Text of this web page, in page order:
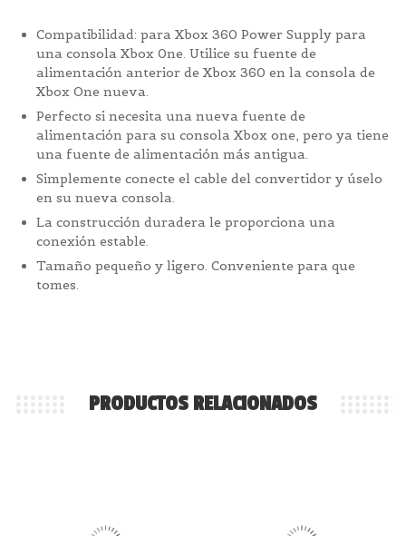
Compatibilidad: para Xbox 360 Power Supply para
una consola Xbox 0ne. Utilice su fuente de
alimentación anterior de Xbox 360 en la consola de
Xbox One nueva.
Perfecto si necesita una nueva fuente de
alimentación para su consola Xbox one, pero ya tiene
una fuente de alimentación más antigua.
Simplemente conecte el cable del convertidor y úselo
en su nueva consola.
La construcción duradera le proporciona una
conexión estable.
Tamaño pequeño y ligero. Conveniente para que
tomes.
PRODUCTOS RELACIONADOS